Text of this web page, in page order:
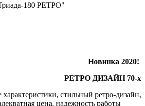
180 РЕТРО"
Новинка 2020!
РЕТРО ДИЗАЙН 70-x
стильный ретро-дизайн,
цена, надежность работы